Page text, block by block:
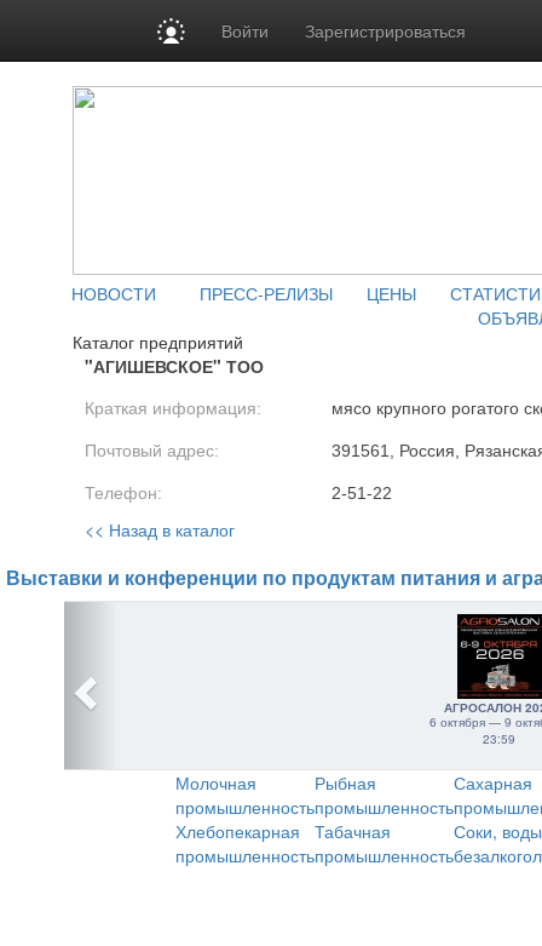
Войти Зарегистрироваться
НОВОСТИ ПРЕСС-РЕЛИЗЫ ЦЕНЫ
Каталог предприятий
"АГИШЕВСКОЕ" ТОО
Краткая информация: мясо крупного рогатого
Почтовый адрес: 391561, Россия,
Телефон: 2-51-22
<< Назад в каталог
Выставки и конференции по продуктам питания и
АГРОСАЛОН
6 октября — 9
23:59
Молочная
промышленность
Рыбная
промышленность
Сахарная
Хлебопекарная
промышленность
Табачная
промышленность
Соки,